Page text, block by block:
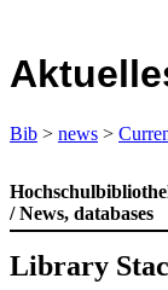
Bib > news >
/ News, databases
Library